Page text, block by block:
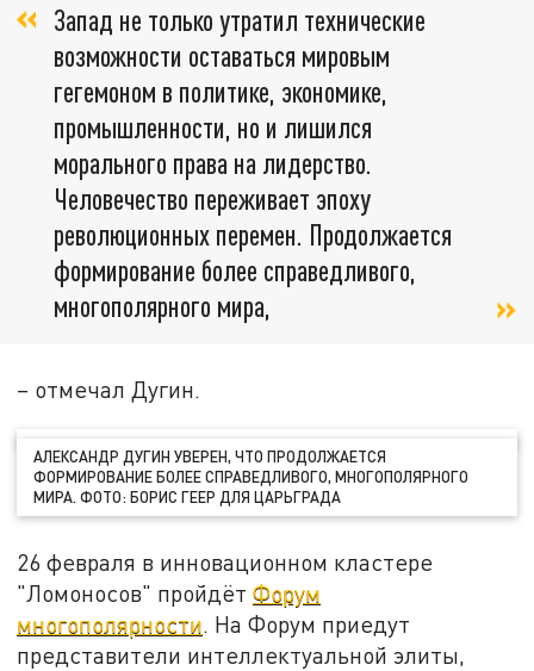
Запад не только утратил технические
возможности оставаться мировым
гегемоном в политике, экономике,
промышленности, но и лишился
морального права на лидерство.
Человечество переживает эпоху
революционных перемен. Продолжается
формирование более справедливого,
многополярного мира,
– отмечал Дугин.
АЛЕКСАНДР ДУГИН УВЕРЕН, ЧТО ПРОДОЛЖАЕТСЯ
ФОРМИРОВАНИЕ БОЛЕЕ СПРАВЕДЛИВОГО, МНОГОПОЛЯРНОГО
МИРА. ФОТО: БОРИС ГЕЕР ДЛЯ ЦАРЬГРАДА
26 февраля в инновационном кластере
"Ломоносов" пройдётФорум
многополярности. На Форум приедут
представители интеллектуальной элиты,